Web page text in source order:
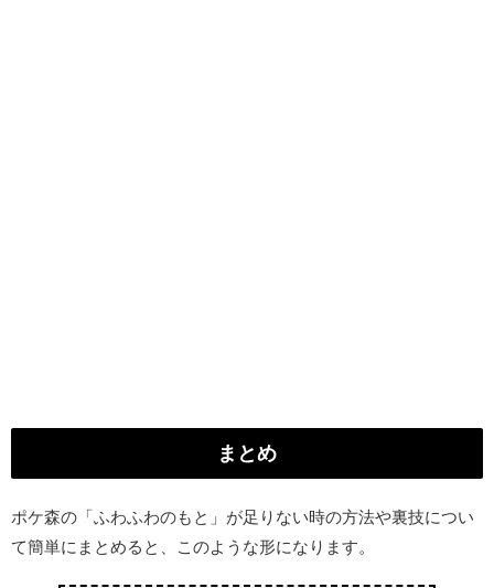
まとめ
ポケ森の「ふわふわのもと」が足りない時の方法や裏技につい
て簡単にまとめると、このような形になります。